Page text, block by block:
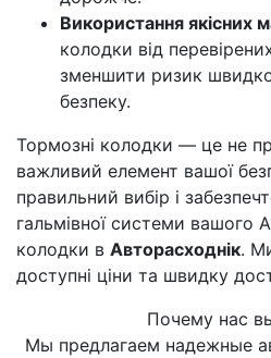
Використання якісних
колодки від
зменшити ризик
безпеку.
Тормозні колодки — це не
важливий елемент вашої
правильний вибір і
гальмівної системи вашого
колодки в Авторасходнік.
доступні ціни та швидку
Почему нас
Мы предлагаем надежные